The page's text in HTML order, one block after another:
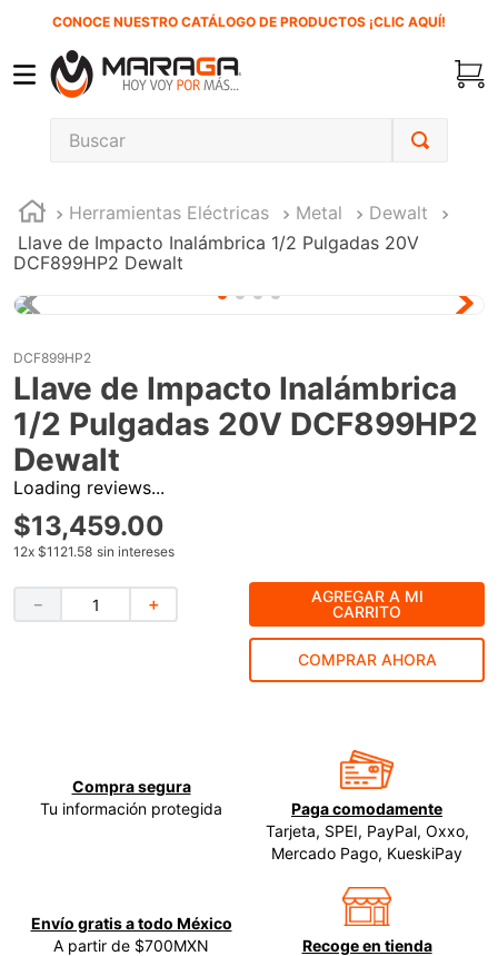
CONOCE NUESTRO CATÁLOGO DE PRODUCTOS ¡CLIC AQUÍ!
Buscar
Herramientas Eléctricas Metal
Dewalt
Llave de Impacto Inalámbrica 1/2 Pulgadas 20V
DCF899HP2 Dewalt
DCF899HP2
Llave de Impacto Inalámbrica
1/2 Pulgadas 20V DCF899HP2
Dewalt
Loading reviews...
$13,459.00
12x $1121.58 sin intereses
＋
－
AGREGAR A MI
CARRITO
COMPRAR AHORA
Compra segura
Tu información protegida
Paga comodamente
Tarjeta, SPEI, PayPal, Oxxo,
Mercado Pago, KueskiPay
Envío gratis a todo México
A partir de $700MXN
Recoge en tienda
1.
carbones
.
inversora
3
interruptor
lenox
6.
esmeriladora